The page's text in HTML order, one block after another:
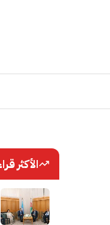
الأكثر